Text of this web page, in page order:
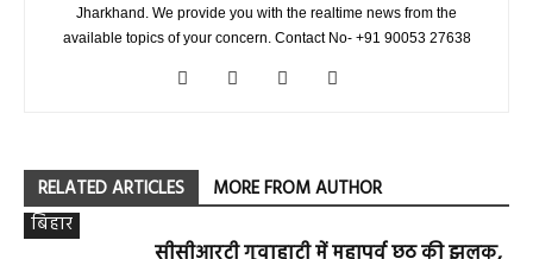
Jharkhand. We provide you with the realtime news from the
available topics of your concern. Contact No- +91 90053 27638
RELATED ARTICLES
MORE FROM AUTHOR
बिहार